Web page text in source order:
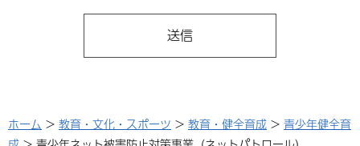
ホーム > 教育・文化・スポーツ > 教育・健全育成 > 青少年健全育